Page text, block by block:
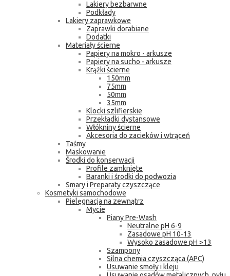
Lakiery bezbarwne
Podkłady
Lakiery zaprawkowe
Zaprawki dorabiane
Dodatki
Materiały ścierne
Papiery na mokro - arkusze
Papiery na sucho - arkusze
Krążki ścierne
150mm
75mm
50mm
35mm
Klocki szlifierskie
Przekładki dystansowe
Włókniny ścierne
Akcesoria do zacieków i wtrąceń
Taśmy
Maskowanie
Środki do konserwacji
Profile zamknięte
Baranki i środki do podwozia
Smary i Preparaty czyszczące
Kosmetyki samochodowe
Pielęgnacja na zewnątrz
Mycie
Piany Pre-Wash
Neutralne pH 6-9
Zasadowe pH 10-13
Wysoko zasadowe pH >13
Szampony
Silna chemia czyszcząca (APC)
Usuwanie smoły i kleju